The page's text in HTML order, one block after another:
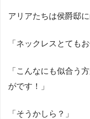
アリアたちは侯爵邸
「ネックレスとても
「こんなにも似合う
がです！」
「そうかしら？」